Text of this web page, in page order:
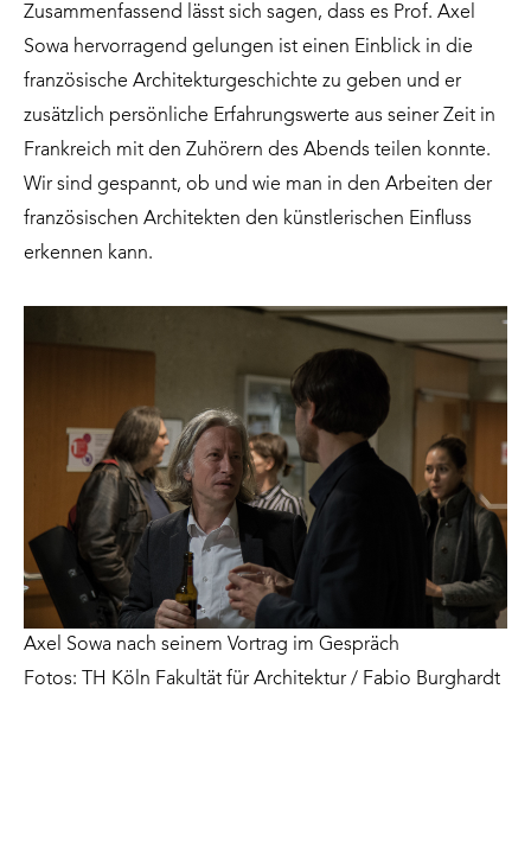
Zusammenfassend lässt sich sagen, dass es Prof. Axel
Sowa hervorragend gelungen ist einen Einblick in die
französische Architekturgeschichte zu geben und er
zusätzlich persönliche Erfahrungswerte aus seiner Zeit in
Frankreich mit den Zuhörern des Abends teilen konnte.
Wir sind gespannt, ob und wie man in den Arbeiten der
französischen Architekten den künstlerischen Einfluss
erkennen kann.
Axel Sowa nach seinem Vortrag im Gespräch
Fotos: TH Köln Fakultät für Architektur / Fabio Burghardt